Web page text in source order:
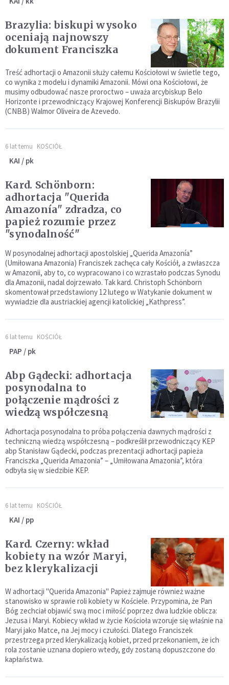
Brazylia: biskupi wysoko
oceniają najnowszy
dokument Franciszka
Treść adhortacji o Amazonii służy całemu Kościołowi w świetle tego,
co wynika z modelu i dynamiki Amazonii. Mówi ona Kościołowi, że
musimy odbudować nasze proroctwo – uważa arcybiskup Belo
Horizonte i przewodniczący Krajowej Konferencji Biskupów Brazylii
(CNBB) Walmor Oliveira de Azevedo.
6 lat temu KOŚCIÓŁ
KAI / pk
Kard. Schönborn:
adhortacja "Querida
Amazonía" zdradza, co
papież rozumie przez
"synodalność"
W posynodalnej adhortacji apostolskiej „Querida Amazonía”
(Umiłowana Amazonia) Franciszek zachęca cały Kościół, a zwłaszcza
w Amazonii, aby to, co wypracowano i co wzrastało podczas Synodu
dla Amazonii, nadal dojrzewało. Tak kard. Christoph Schönborn
skomentował przedstawiony 12 lutego w Watykanie dokument w
wywiadzie dla austriackiej agencji katolickiej „Kathpress”.
6 lat temu KOŚCIÓŁ
PAP / pk
Abp Gądecki: adhortacja
posynodalna to
połączenie mądrości z
wiedzą współczesną
Adhortacja posynodalna to próba połączenia dawnych mądrości z
techniczną wiedzą współczesną – podkreślił przewodniczący KEP
abp Stanisław Gądecki, podczas prezentacji adhortacji papieża
Franciszka „Querida Amazonia” – „Umiłowana Amazonia”, która
odbyła się w siedzibie KEP.
6 lat temu KOŚCIÓŁ
KAI / pp
Kard. Czerny: wkład
kobiety na wzór Maryi,
bez klerykalizacji
W adhortacji "Querida Amazonia" Papież zajmuje również ważne
stanowisko w sprawie roli kobiety w Kościele. Przypomina, że Pan
Bóg zechciał objawić swą moc i miłość poprzez dwa ludzkie oblicza:
Jezusa i Maryi. Kobiecy wkład w życie Kościoła wzoruje się właśnie na
Maryi jako Matce, na Jej mocy i czułości. Dlatego Franciszek
przestrzega przed klerykalizacją kobiet, przed przekonaniem, że ich
rola zostanie uznana dopiero wtedy, gdy zostaną dopuszczone do
kapłaństwa.